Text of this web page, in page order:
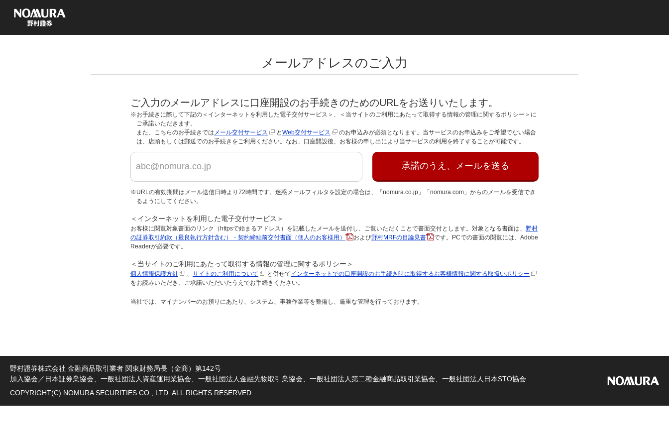
メールアドレスのご入力
ご入力のメールアドレスに口座開設のお手続きのためのURLをお送りいたします。
※お手続きに際して下記の＜インターネットを利用した電子交付サービス＞、＜当サイトのご利用にあたって取得する情報の管理に関するポリシー＞に
ご承諾いただきます。
また、こちらのお手続きでは メール交付サービス と Web交付サービス
のお申込みが必須となります。当サービスのお申込みをご希望でない場合
は、店頭もしくは郵送でのお手続きをご利用ください。なお、口座開設後、お客様の申し出により当サービスの利用を終了することが可能です。
承諾のうえ、メールを送る
※URLの有効期間はメール送信日時より72時間です。迷惑メールフィルタを設定の場合は、「nomura.co.jp」「nomura.com」からのメールを受信でき
るようにしてください。
＜インターネットを利用した電子交付サービス＞
お客様に閲覧対象書面のリンク（httpsで始まるアドレス）を記載したメールを送付し、ご覧いただくことで書面交付とします。対象となる書面は、 野村
の証券取引約款（最良執行方針含む）・契約締結前交付書面（個人のお客様用）
および野村MRFの目論見書
です。PCでの書面の閲覧には、Adobe
Readerが必要です。
＜当サイトのご利用にあたって取得する情報の管理に関するポリシー＞
個人情報保護方針 サイトのご利用について と併せてインターネットでの口座開設のお手続き時に取得するお客様情報に関する取扱いポリシー
をお読みいただき、ご承諾いただいたうえでお手続きください。
当社では、マイナンバーのお預りにあたり、システム、事務作業等を整備し、厳重な管理を行っております。
野村證券株式会社 金融商品取引業者 関東財務局長（金商）第142号
加入協会／日本証券業協会、一般社団法人資産運用業協会、一般社団法人金融先物取引業協会、一般社団法人第二種金融商品取引業協会、一般社団法人日本STO協会
COPYRIGHT(C) NOMURA SECURITIES CO., LTD. ALL RIGHTS RESERVED.